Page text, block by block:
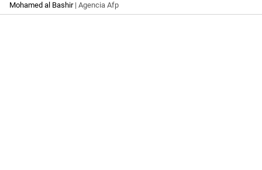
Mohamed al Bashir| Agencia Afp